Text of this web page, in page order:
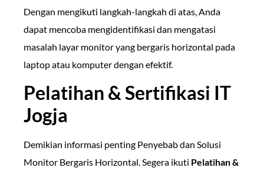
Dengan mengikuti langkah-langkah di atas, Anda
dapat mencoba mengidentifikasi dan mengatasi
masalah layar monitor yang bergaris horizontal pada
laptop atau komputer dengan efektif.
Pelatihan & Sertifikasi IT
Jogja
Demikian informasi penting Penyebab dan Solusi
Monitor Bergaris Horizontal. Segera ikuti Pelatihan &